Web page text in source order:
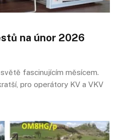
na únor 2026
fascinujícím měsícem.
pro operátory KV a VKV